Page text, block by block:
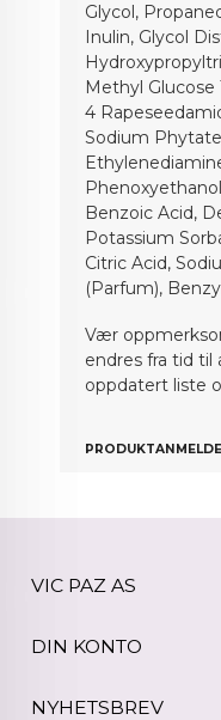
Glycol,
Inulin, Glycol
Methyl Glucose
4
Sodium
Benzoic Acid,
Potassium
Citric Acid,
(Parfum),
Vær
endres fra tid til
oppdatert liste
VIC PAZ AS
DIN KONTO
NYHETSBREV